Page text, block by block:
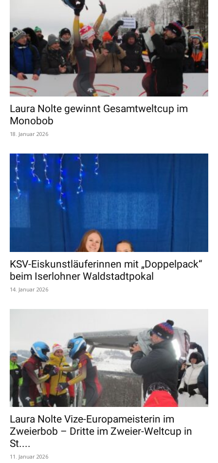
Laura Nolte gewinnt Gesamtweltcup im
Monobob
18. Januar 2026
KSV-Eiskunstläuferinnen mit „Doppelpack“
beim Iserlohner Waldstadtpokal
14. Januar 2026
Laura Nolte Vize-Europameisterin im
Zweierbob – Dritte im Zweier-Weltcup in
St....
11. Januar 2026